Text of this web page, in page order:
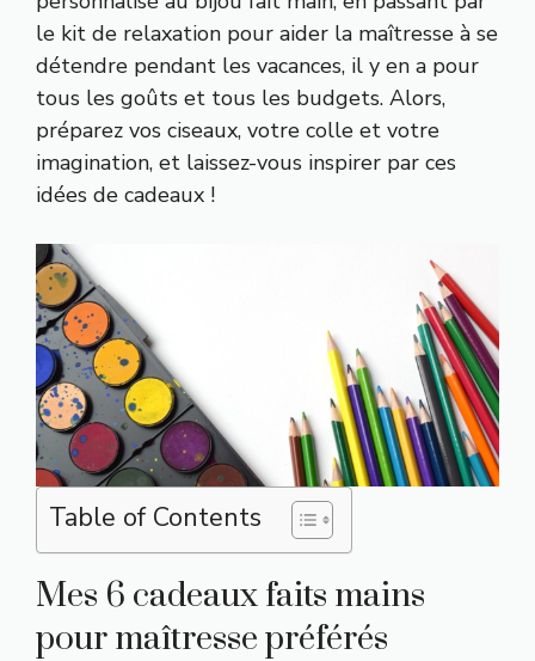
le kit de relaxation pour aider la maîtresse à se
détendre pendant les vacances, il y en a pour
tous les goûts et tous les budgets. Alors,
préparez vos ciseaux, votre colle et votre
imagination, et laissez-vous inspirer par ces
idées de cadeaux !
Table of Contents
Mes 6 cadeaux faits mains
pour maîtresse préférés